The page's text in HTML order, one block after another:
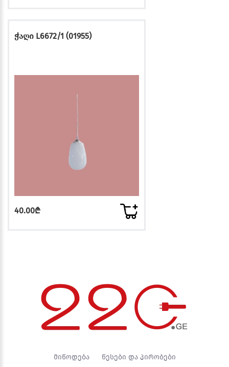
ჭაღი L6672/1 (01955)
40.00₾
მიწოდება წესები და პირობები